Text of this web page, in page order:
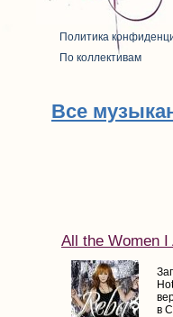
Политика
По коллективам
Все
All the Women I
в